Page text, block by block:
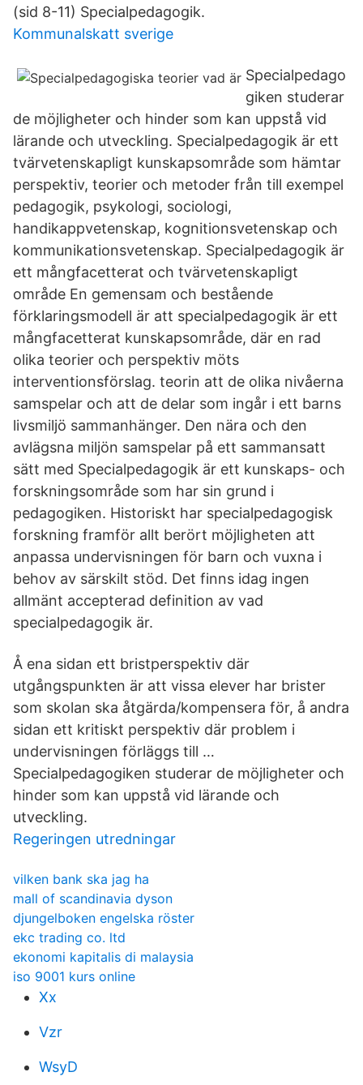
(sid 8-11) Specialpedagogik.
Kommunalskatt sverige
Specialpedago
giken studerar
de möjligheter och hinder som kan uppstå vid
lärande och utveckling. Specialpedagogik är ett
tvärvetenskapligt kunskapsområde som hämtar
perspektiv, teorier och metoder från till exempel
pedagogik, psykologi, sociologi,
handikappvetenskap, kognitionsvetenskap och
kommunikationsvetenskap. Specialpedagogik är
ett mångfacetterat och tvärvetenskapligt
område En gemensam och bestående
förklaringsmodell är att specialpedagogik är ett
mångfacetterat kunskapsområde, där en rad
olika teorier och perspektiv möts
interventionsförslag. teorin att de olika nivåerna
samspelar och att de delar som ingår i ett barns
livsmiljö sammanhänger. Den nära och den
avlägsna miljön samspelar på ett sammansatt
sätt med Specialpedagogik är ett kunskaps- och
forskningsområde som har sin grund i
pedagogiken. Historiskt har specialpedagogisk
forskning framför allt berört möjligheten att
anpassa undervisningen för barn och vuxna i
behov av särskilt stöd. Det finns idag ingen
allmänt accepterad definition av vad
specialpedagogik är.
Å ena sidan ett bristperspektiv där
utgångspunkten är att vissa elever har brister
som skolan ska åtgärda/kompensera för, å andra
sidan ett kritiskt perspektiv där problem i
undervisningen förläggs till …
Specialpedagogiken studerar de möjligheter och
hinder som kan uppstå vid lärande och
utveckling.
Regeringen utredningar
vilken bank ska jag ha
mall of scandinavia dyson
djungelboken engelska röster
ekc trading co. ltd
ekonomi kapitalis di malaysia
iso 9001 kurs online
Xx
Vzr
WsyD